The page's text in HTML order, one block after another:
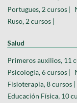
Portugues, 2 cursos |
Ruso, 2 cursos |
Salud
Primeros auxilios, 11
Psicologia, 6 cursos |
Fisioterapia, 8 cursos |
Educación Física, 10